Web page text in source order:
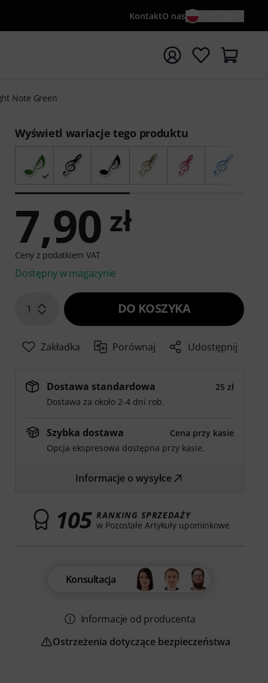
KontaktO nas
wyszukiwanie od słowa kluczowego {searchTerm}
Note Green
Wyświetl wariacje tego produktu
7,90 zł
Ceny z podatkiem VAT
Dostępny w magazynie
1 DO KOSZYKA
Zakładka Porównaj Udostępnij
Dostawa standardowa
25 zł
Dostawa za około 2-4 dni rob.
Szybka dostawa
Cena przy kasie
Opcja ekspresowa dostępna przy kasie.
Informacje o wysyłce
105 RANKING SPRZEDAŻY
w Pozostałe Artykuły upominkowe
Konsultacja
Informacje od producenta
Ostrzeżenia dotyczące bezpieczeństwa